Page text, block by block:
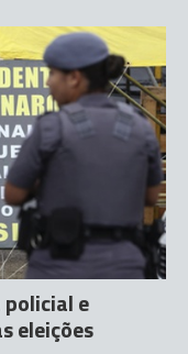
e
eleições